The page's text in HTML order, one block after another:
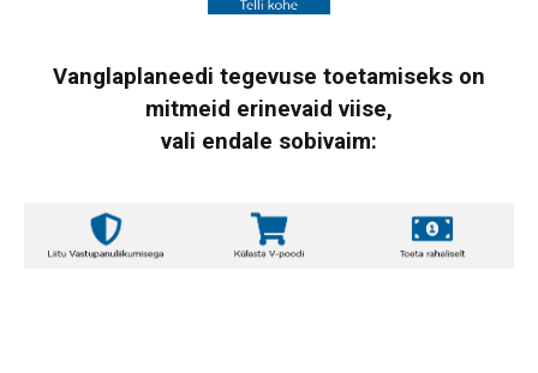
Vanglaplaneedi tegevuse toetamiseks on
mitmeid erinevaid viise,
vali endale sobivaim: